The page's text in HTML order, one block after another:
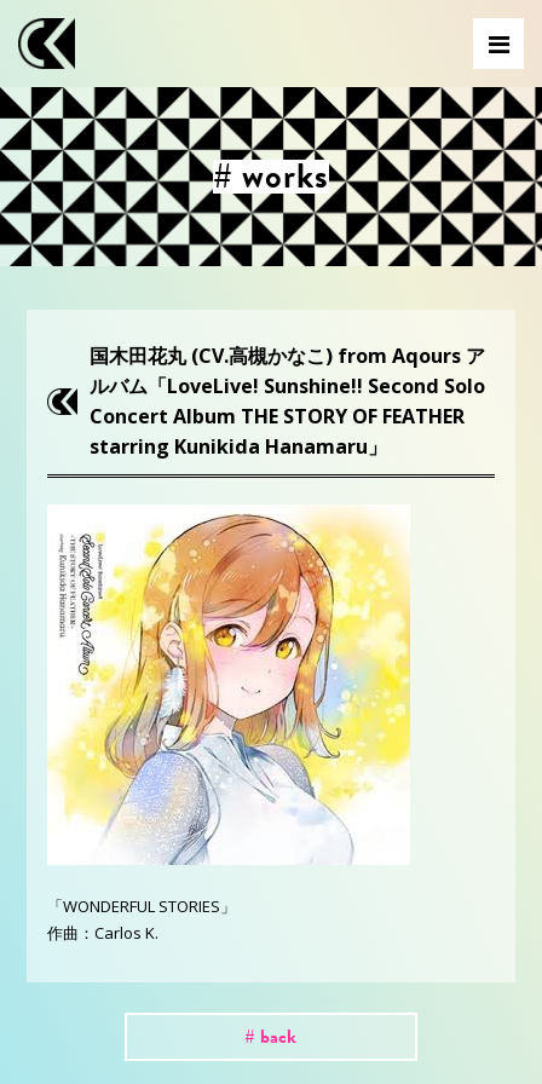
# works
国木田花丸 (CV.高槻かなこ) from Aqours ア
ルバム「LoveLive! Sunshine!! Second Solo
Concert Album THE STORY OF FEATHER
starring Kunikida Hanamaru」
「WONDERFUL STORIES」
作曲：Carlos K.
# back